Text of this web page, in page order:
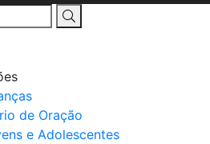
de Oração
e Adolescentes